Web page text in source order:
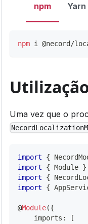
npm Yarn
npm i @necord/
Uma vez que o
import {
import
{ Module }
import
{
import
{
@Module({
    imports
:
[